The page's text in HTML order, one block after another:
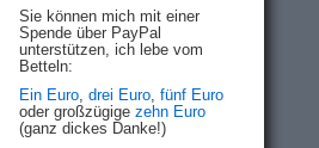
Sie können mich mit einer
Spende über PayPal
unterstützen, ich lebe vom
Betteln:
Ein Euro, drei Euro, fünf Euro
oder großzügige zehn Euro
(ganz dickes Danke!)